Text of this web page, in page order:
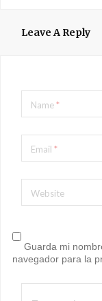
Leave A Reply
Name*
Email *
Website
Guarda mi
navegador para la